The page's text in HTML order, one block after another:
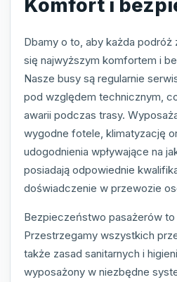
Komfort i
Dbamy o to, aby każda podróż
się najwyższym komfortem i
Nasze busy są regularnie
pod względem technicznym,
awarii podczas trasy.
wygodne fotele, klimatyzację
udogodnienia wpływające na
posiadają odpowiednie
doświadczenie w przewozie
Bezpieczeństwo pasażerów to
Przestrzegamy wszystkich
także zasad sanitarnych i
wyposażony w niezbędne